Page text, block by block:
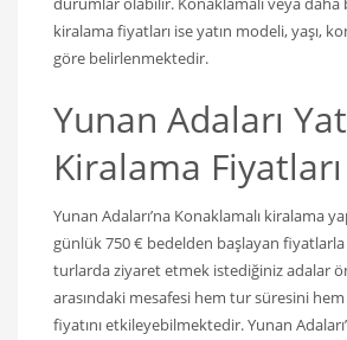
kiralama fiyatları ise yatın modeli, yaşı,
göre belirlenmektedir.
Yunan Adaları Yat
Kiralama Fiyatları
Yunan Adaları’na Konaklamalı kiralama
günlük 750 € bedelden başlayan
turlarda ziyaret etmek istediğiniz adalar
arasındaki mesafesi hem tur süresini
fiyatını etkileyebilmektedir. Yunan